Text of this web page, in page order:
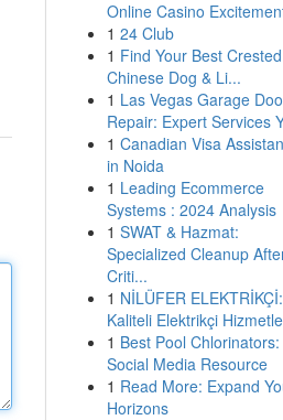
Online Casino
1 24 Club
1 Find Your Best Crested
Chinese Dog & Li...
1 Las Vegas Garage
Repair: Expert Services
1 Canadian Visa
in Noida
1 Leading Ecommerce
Systems : 2024 Analysis
1 SWAT & Hazmat:
Specialized Cleanup
Criti...
1 NİLÜFER ELEKTRİKÇİ:
Kaliteli Elektrikçi
1 Best Pool Chlorinators:
Social Media Resource
1 Read More: Expand
Horizons